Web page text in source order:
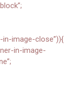
in-image-close”)){
in-image-